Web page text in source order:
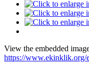
View the embedded
https://www.ekinklik.org/